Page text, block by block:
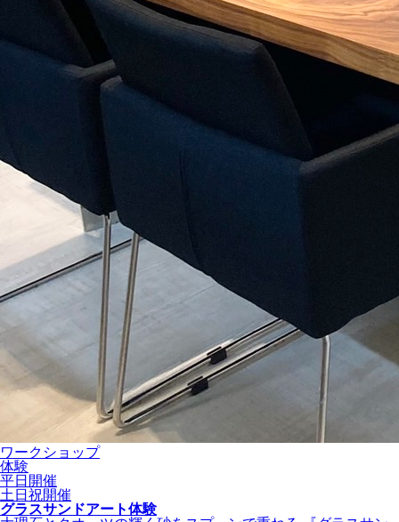
ワークショップ
体験
平日開催
土日祝開催
グラスサンドアート体験